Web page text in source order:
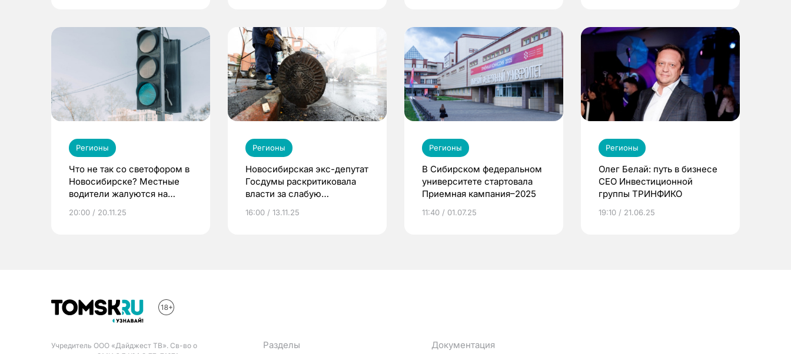
Регионы
Что не так со светофором в
Новосибирске? Местные
водители жалуются на
20:00 / 20.11.25
Регионы
Новосибирская экс-депутат
Госдумы раскритиковала
власти за слабую
16:00 / 13.11.25
Регионы
В Сибирском федеральном
университете стартовала
Приемная кампания–2025
11:40 / 01.07.25
Регионы
Олег Белай: путь в бизнесе
CEO Инвестиционной
группы ТРИНФИКО
19:10 / 21.06.25
Учредитель ООО «Дайджест ТВ». Св-во о
Разделы Документация